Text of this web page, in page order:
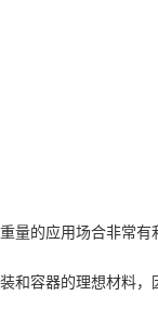
的应用场合非常有
容器的理想材料，